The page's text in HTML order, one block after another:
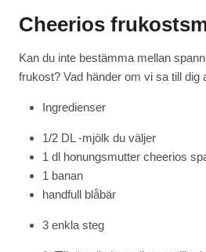
Cheerios
Kan du inte bestämma mellan
frukost? Vad händer om vi sa till dig
Ingredienser
1/2 DL -mjölk du väljer
1 dl honungsmutter cheerios
1 banan
handfull blåbär
3 enkla steg